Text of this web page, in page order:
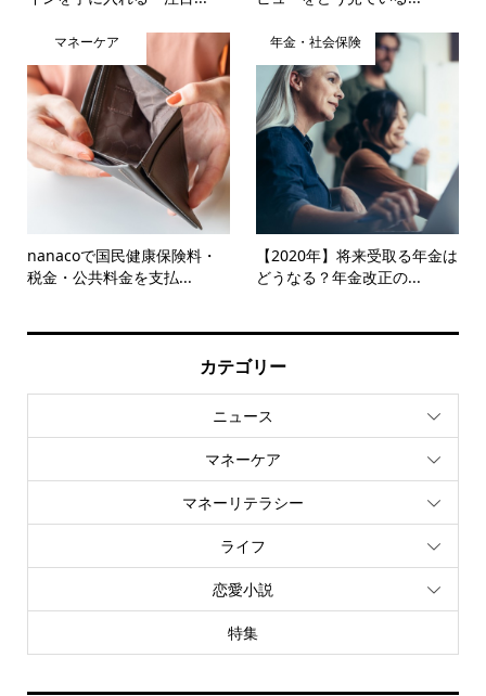
マネーケア
nanacoで国民健康保険料・
税金・公共料金を支払...
年金・社会保険
【2020年】将来受取る年金は
どうなる？年金改正の...
カテゴリー
ニュース
マネーケア
マネーリテラシー
ライフ
恋愛小説
特集